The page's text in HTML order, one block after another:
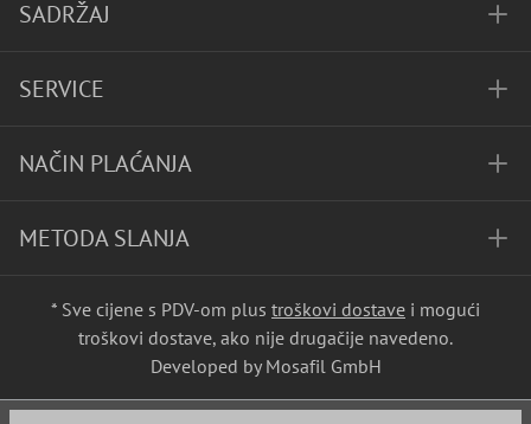
SADRŽAJ
SERVICE
NAČIN PLAĆANJA
METODA SLANJA
* Sve cijene s PDV-om plus troškovi dostave i mogući
troškovi dostave, ako nije drugačije navedeno.
Developed by Mosafil GmbH